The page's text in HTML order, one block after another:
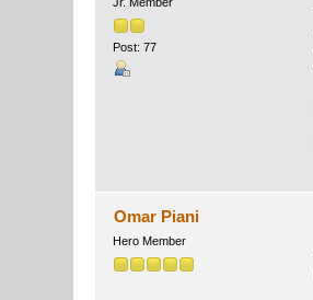
Post: 77
Omar Piani
Hero Member